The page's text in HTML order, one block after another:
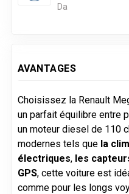
Da
AVANTAGES
Choisissez la Renault
un parfait équilibre entre
un moteur diesel de 110
modernes tels que la
électriques, les
GPS, cette voiture est
comme pour les longs